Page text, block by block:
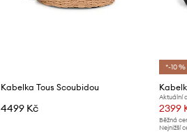
Kabelka Tous Scoubidou
4499 Kč
*-10
Aktuální
2399
Běžná
Nejnižší